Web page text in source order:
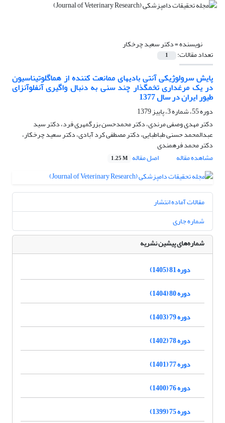
نویسنده =دکتر سعید چرخکار
تعداد مقالات: 1
پایش سرولوژیکی آنتی بادیهای ممانعت کننده از هماگلوتیناسیون
در یک مرغداری تخمگذار چند سنی به دنبال واگیری آنفلوآنزای
طیور ایران در سال 1377
دوره 55، شماره 3، پاییز 1379
دکتر مهدی وصفی مرندی، دکتر محمدحسن بزرگمهری فرد، دکتر سید
عبدالمحمد حسنی طباطبایی، دکتر مصطفی کرد آبادی، دکتر سعید چرخکار،
دکتر محمد فرهمندی
مشاهده مقاله
اصل مقاله 1.25 M
مقالات آماده انتشار
شماره جاری
شماره‌های پیشین نشریه
دوره 81 (1405)
دوره 80 (1404)
دوره 79 (1403)
دوره 78 (1402)
دوره 77 (1401)
دوره 76 (1400)
دوره 75 (1399)